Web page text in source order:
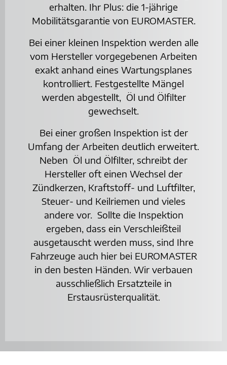
erhalten. Ihr Plus: die 1-jährige
Mobilitätsgarantie von EUROMASTER.
Bei einer kleinen Inspektion werden alle
vom Hersteller vorgegebenen Arbeiten
exakt anhand eines Wartungsplanes
kontrolliert. Festgestellte Mängel
werden abgestellt, Öl und Ölfilter
gewechselt.
Bei einer großen Inspektion ist der
Umfang der Arbeiten deutlich erweitert.
Neben Öl und Ölfilter, schreibt der
Hersteller oft einen Wechsel der
Zündkerzen, Kraftstoff- und Luftfilter,
Steuer- und Keilriemen und vieles
andere vor. Sollte die Inspektion
ergeben, dass ein Verschleißteil
ausgetauscht werden muss, sind Ihre
Fahrzeuge auch hier bei EUROMASTER
in den besten Händen. Wir verbauen
ausschließlich Ersatzteile in
Erstausrüsterqualität.